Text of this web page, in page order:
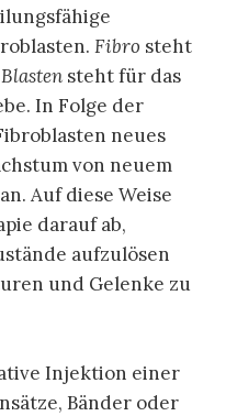
Fibro steht
Blasten steht für das
In Folge der
neues
von neuem
Auf diese Weise
darauf ab,
aufzulösen
und Gelenke zu
Injektion einer
Bänder oder